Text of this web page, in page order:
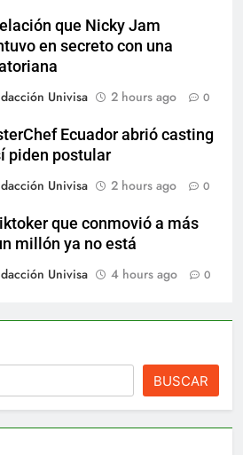
que Nicky Jam
en secreto con una
Univisa
2 hours ago 0
Ecuador abrió casting
piden postular
Univisa
2 hours ago 0
que conmovió a más
millón ya no está
Univisa
4 hours ago 0
BUSCAR